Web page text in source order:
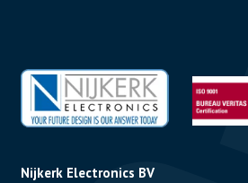
Nijkerk Electronics BV